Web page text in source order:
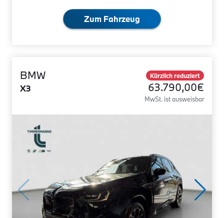
Zum Fahrzeug
BMW
X3
Kürzlich reduziert
63.790,00€
MwSt. ist ausweisbar